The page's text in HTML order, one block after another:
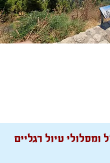
ומסלולי טיול רגליים